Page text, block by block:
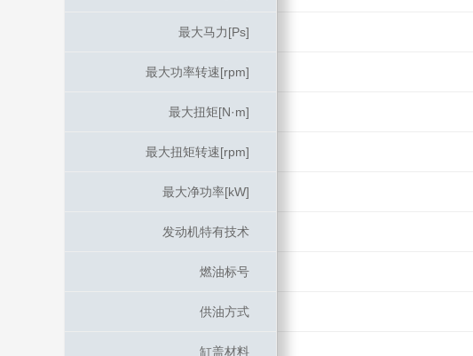
最大马力[Ps]
最大功率转速[rpm]
最大扭矩[N·m]
最大扭矩转速[rpm]
最大净功率[kW]
发动机特有技术
燃油标号
供油方式
缸盖材料
最大马力[Ps]
最大功率转速[rpm]
最大扭矩[N·m]
最大扭矩转速[rpm]
最大净功率[kW]
发动机特有技术
燃油标号
供油方式
缸盖材料